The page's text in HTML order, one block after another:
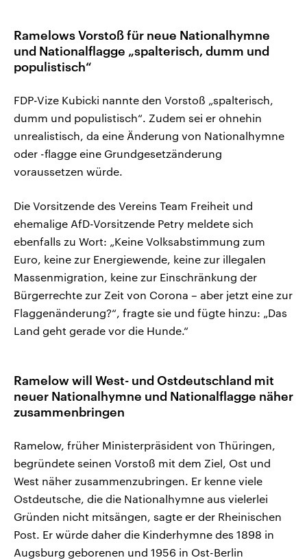
Ramelows Vorstoß für neue Nationalhymne
und Nationalflagge „spalterisch, dumm und
populistisch“
FDP-Vize Kubicki nannte den Vorstoß „spalterisch,
dumm und populistisch“. Zudem sei er ohnehin
unrealistisch, da eine Änderung von Nationalhymne
oder -flagge eine Grundgesetzänderung
voraussetzen würde.
Die Vorsitzende des Vereins Team Freiheit und
ehemalige AfD-Vorsitzende Petry meldete sich
ebenfalls zu Wort: „Keine Volksabstimmung zum
Euro, keine zur Energiewende, keine zur illegalen
Massenmigration, keine zur Einschränkung der
Bürgerrechte zur Zeit von Corona – aber jetzt eine zur
Flaggenänderung?“, fragte sie und fügte hinzu: „Das
Land geht gerade vor die Hunde.“
Ramelow will West- und Ostdeutschland mit
neuer Nationalhymne und Nationalflagge näher
zusammenbringen
Ramelow, früher Ministerpräsident von Thüringen,
begründete seinen Vorstoß mit dem Ziel, Ost und
West näher zusammenzubringen. Er kenne viele
Ostdeutsche, die die Nationalhymne aus vielerlei
Gründen nicht mitsängen, sagte er der Rheinischen
Post. Er würde daher die Kinderhymne des 1898 in
Augsburg geborenen und 1956 in Ost-Berlin